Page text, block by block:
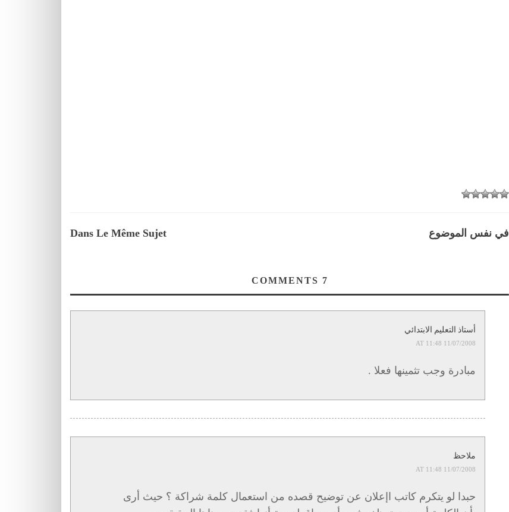
Dans Le Même Sujet في نفس الموضوع
7
أستاذ التعليم الابتدائي
11/07/2008 AT 11:48
مبادرة وجب تثمينها فعلا .
ملاحظ
11/07/2008 AT 11:48
حبدا لو يتكرم كاتب اإعلان عن توضيح قصده من استعمال كلمة شراكة ؟ حيث أرى